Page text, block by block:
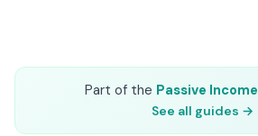
Part of the Passive Income
See all guides →